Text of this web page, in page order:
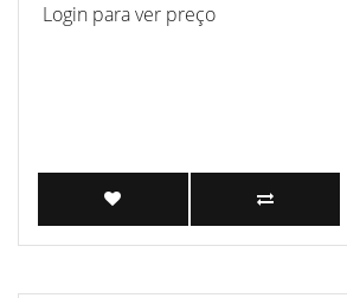
Login para ver preço